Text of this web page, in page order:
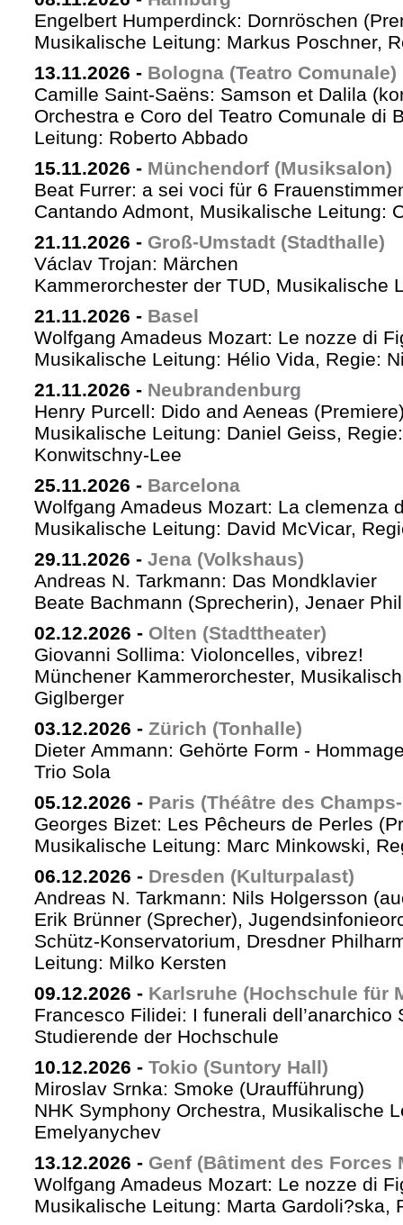
Engelbert Humperdinck: Dornröschen
Musikalische Leitung: Markus Poschner,
13.11.2026 - Bologna (Teatro Comunale)
Camille Saint-Saëns: Samson et Dalila
Orchestra e Coro del Teatro Comunale di
Leitung: Roberto Abbado
15.11.2026 - Münchendorf (Musiksalon)
Beat Furrer: a sei voci für 6
Cantando Admont, Musikalische Leitung:
21.11.2026 - Groß-Umstadt (Stadthalle)
Václav Trojan: Märchen
Kammerorchester der TUD, Musikalische
21.11.2026 - Basel
Wolfgang Amadeus Mozart: Le nozze di
Musikalische Leitung: Hélio Vida, Regie:
21.11.2026 - Neubrandenburg
Henry Purcell: Dido and Aeneas
Musikalische Leitung: Daniel Geiss,
Konwitschny-Lee
25.11.2026 - Barcelona
Wolfgang Amadeus Mozart: La clemenza
Musikalische Leitung: David McVicar,
29.11.2026 - Jena (Volkshaus)
Andreas N. Tarkmann: Das Mondklavier
Beate Bachmann (Sprecherin), Jenaer
02.12.2026 - Olten (Stadttheater)
Giovanni Sollima: Violoncelles, vibrez!
Münchener Kammerorchester,
Giglberger
03.12.2026 - Zürich (Tonhalle)
Dieter Ammann: Gehörte Form -
Trio Sola
05.12.2026 - Paris (Théâtre des
Georges Bizet: Les Pêcheurs de Perles
Musikalische Leitung: Marc Minkowski,
06.12.2026 - Dresden (Kulturpalast)
Andreas N. Tarkmann: Nils Holgersson
Erik Brünner (Sprecher),
Schütz-Konservatorium, Dresdner
Leitung: Milko Kersten
09.12.2026 - Karlsruhe (Hochschule für
Francesco Filidei: I funerali dell’anarchico
Studierende der Hochschule
10.12.2026 - Tokio (Suntory Hall)
Miroslav Srnka: Smoke (Uraufführung)
NHK Symphony Orchestra, Musikalische
Emelyanychev
13.12.2026 - Genf (Bâtiment des Forces
Wolfgang Amadeus Mozart: Le nozze di
Musikalische Leitung: Marta Gardoli?ska,